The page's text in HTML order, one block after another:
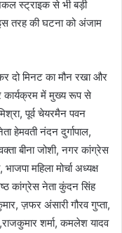
स्ट्राइक से भी बड़ी
इस तरह की घटना को अंजाम
दो मिनट का मौन रखा और
कार्यक्रम में मुख्य रूप से
पूर्व चेयरमैन पवन
हेमवती नंदन दुर्गापाल,
बीना जोशी, नगर कांग्रेस
महिला मोर्चा अध्यक्ष
कांग्रेस नेता कुंदन सिंह
ज़फर अंसारी गौरव गुप्ता,
शर्मा, कमलेश यादव